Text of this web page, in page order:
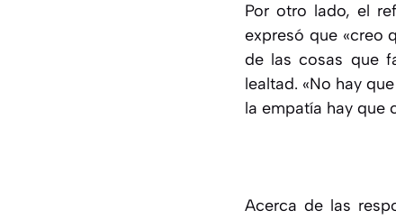
Por otro lado, el
expresó que «creo
de las cosas que
lealtad. «No hay
la empatía hay que
Acerca de las